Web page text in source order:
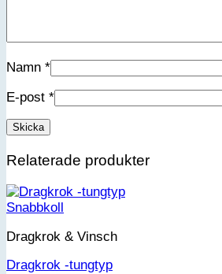
Namn *
E-post *
Relaterade produkter
Snabbkoll
Dragkrok & Vinsch
Dragkrok -tungtyp